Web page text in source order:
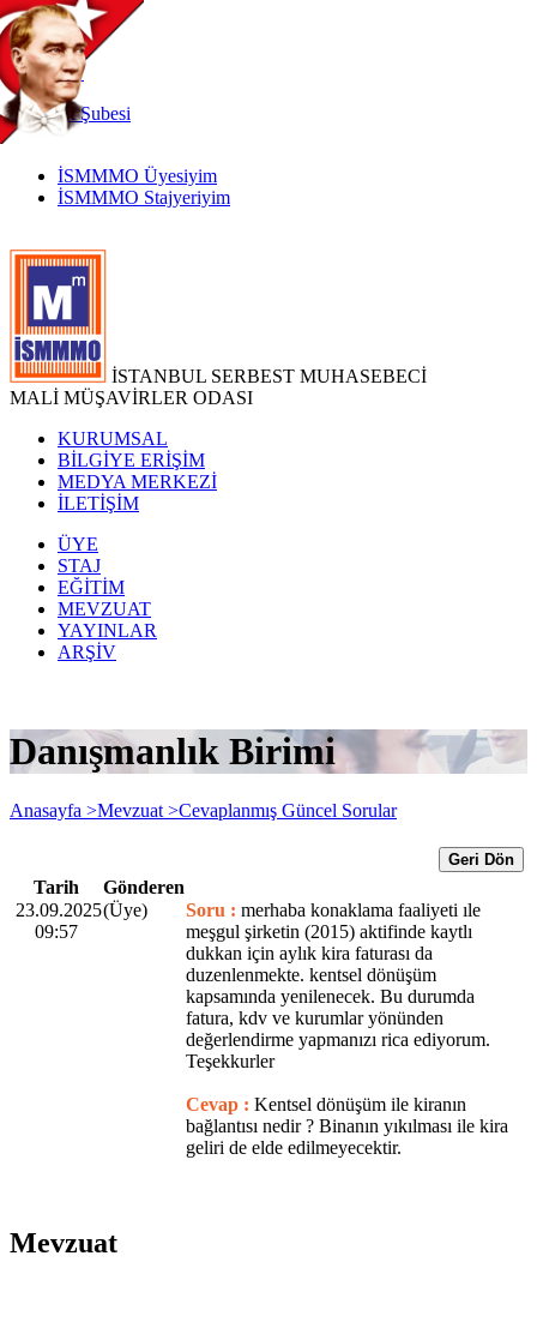
TR
|
EN
İnternetŞubesi
İSMMMO Üyesiyim
İSMMMO Stajyeriyim
İSTANBUL SERBEST MUHASEBECİ
MALİ MÜŞAVİRLER ODASI
KURUMSAL
BİLGİYE ERİŞİM
MEDYA MERKEZİ
İLETİŞİM
ÜYE
STAJ
EĞİTİM
MEVZUAT
YAYINLAR
ARŞİV
Danışmanlık Birimi
Anasayfa >Mevzuat >Cevaplanmış Güncel Sorular
Geri Dön
Tarih
Gönderen
23.09.2025
09:57
(Üye) Soru : merhaba konaklama faaliyeti ıle
meşgul şirketin (2015) aktifinde kaytlı
dukkan için aylık kira faturası da
duzenlenmekte. kentsel dönüşüm
kapsamında yenilenecek. Bu durumda
fatura, kdv ve kurumlar yönünden
değerlendirme yapmanızı rica ediyorum.
Teşekkurler
Cevap : Kentsel dönüşüm ile kiranın
bağlantısı nedir ? Binanın yıkılması ile kira
geliri de elde edilmeyecektir.
Mevzuat